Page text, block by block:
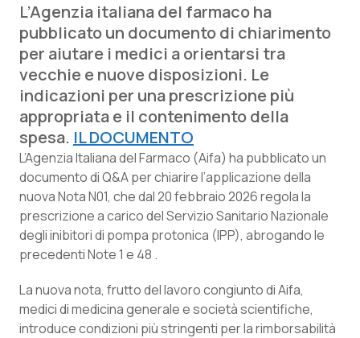
Lettere al direttore
Edizioni Regionali
QS Pro
Professionisti Sanitari.AI
Abruzzo
Basilicata
Calabria
Campania
QS Pro Gold
Artrite & artrosi
Asma & BPCO
Car-T
QS Club Newsletter
L’Agenzia italiana del farmaco ha
pubblicato un documento di chiarimento
per aiutare i medici a orientarsi tra
vecchie e nuove disposizioni. Le
indicazioni per una prescrizione più
appropriata e il contenimento della
spesa. IL DOCUMENTO
L’Agenzia Italiana del Farmaco (Aifa) ha pubblicato un
documento di Q&A per chiarire l’applicazione della
nuova Nota N01, che dal 20 febbraio 2026 regola la
prescrizione a carico del Servizio Sanitario Nazionale
degli inibitori di pompa protonica (IPP), abrogando le
precedenti Note 1 e 48 .
La nuova nota, frutto del lavoro congiunto di Aifa,
medici di medicina generale e società scientifiche,
introduce condizioni più stringenti per la rimborsabilità